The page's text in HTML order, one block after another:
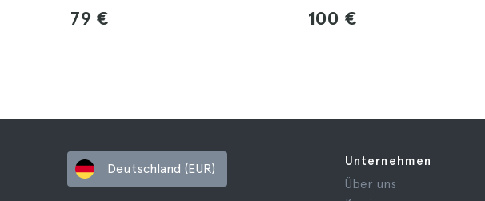
79 € 100 €
Deutschland (EUR)
Unternehmen
Über uns